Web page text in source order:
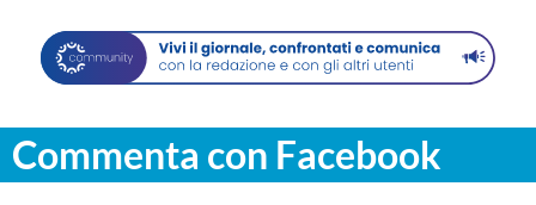
Commenta con Facebook